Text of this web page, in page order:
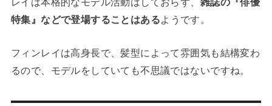
特集』などで登場することはあるようです。
フィンレイは高身長で、髪型によって雰囲気も結構変わ
るので、モデルをしていても不思議ではないですね。